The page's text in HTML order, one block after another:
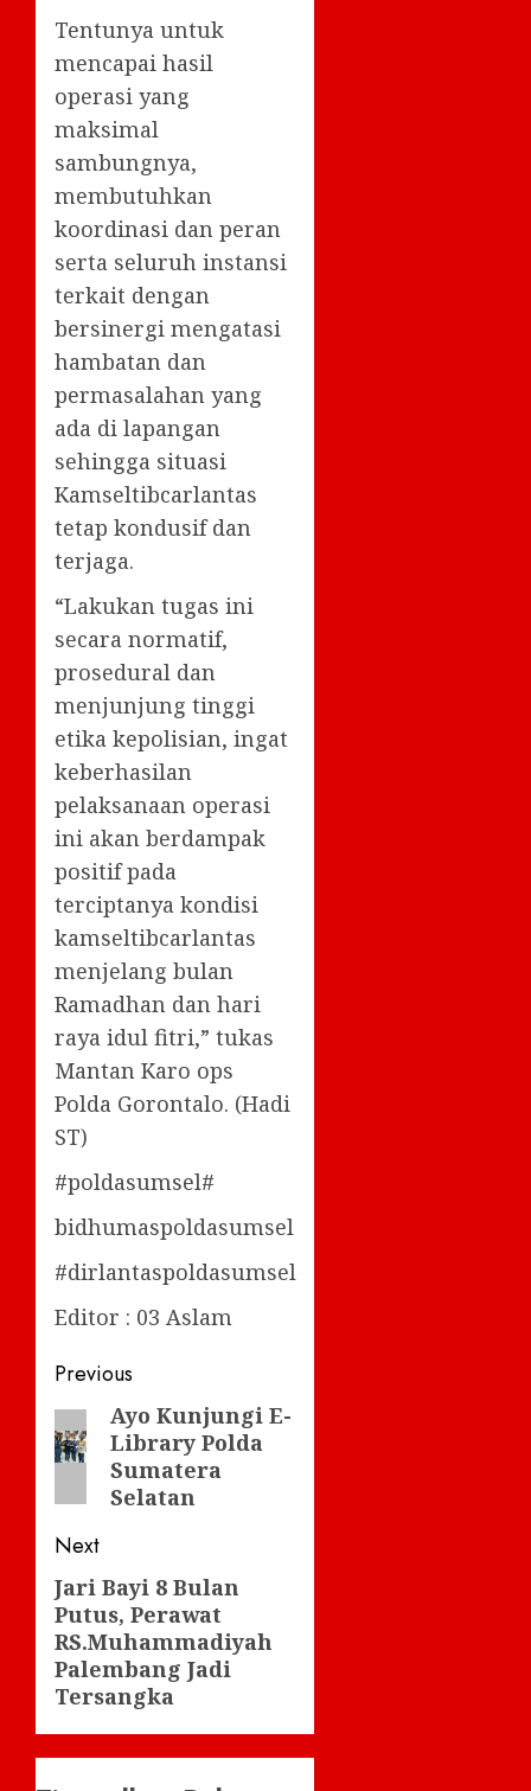
Tentunya untuk
mencapai hasil
operasi yang
maksimal
sambungnya,
membutuhkan
koordinasi dan peran
serta seluruh instansi
terkait dengan
bersinergi mengatasi
hambatan dan
permasalahan yang
ada di lapangan
sehingga situasi
Kamseltibcarlantas
tetap kondusif dan
terjaga.
“Lakukan tugas ini
secara normatif,
prosedural dan
menjunjung tinggi
etika kepolisian, ingat
keberhasilan
pelaksanaan operasi
ini akan berdampak
positif pada
terciptanya kondisi
kamseltibcarlantas
menjelang bulan
Ramadhan dan hari
raya idul fitri,” tukas
Mantan Karo ops
Polda Gorontalo. (Hadi
ST)
#poldasumsel#
bidhumaspoldasumsel
#dirlantaspoldasumsel
Editor : 03 Aslam
Post
navigation
Previous
Previous
post:
Ayo Kunjungi E-
Library Polda
Sumatera
Selatan
Next
Next
post:
Jari Bayi 8 Bulan
Putus, Perawat
RS.Muhammadiyah
Palembang Jadi
Tersangka